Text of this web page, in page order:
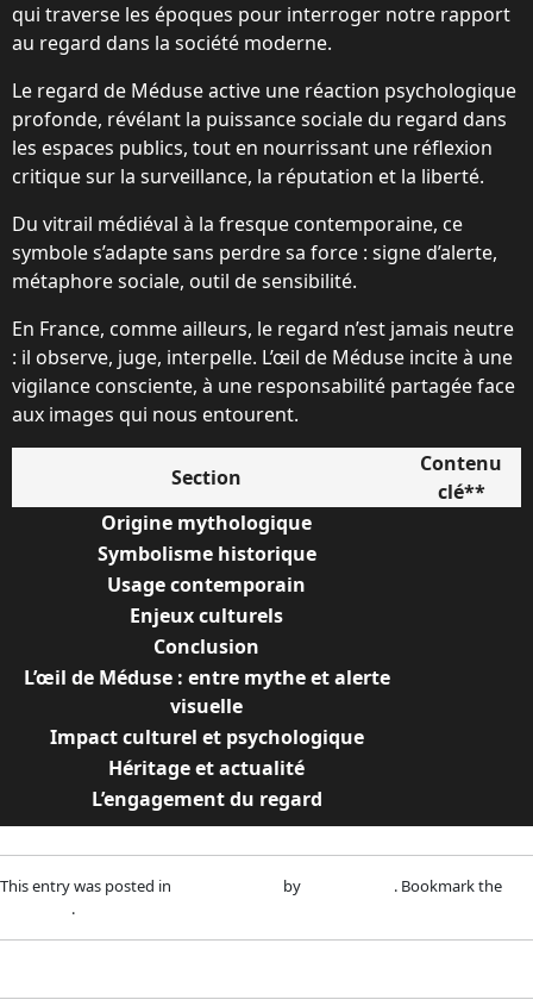
qui traverse les époques pour interroger notre rapport
au regard dans la société moderne.
Le regard de Méduse active une réaction psychologique
profonde, révélant la puissance sociale du regard dans
les espaces publics, tout en nourrissant une réflexion
critique sur la surveillance, la réputation et la liberté.
Du vitrail médiéval à la fresque contemporaine, ce
symbole s’adapte sans perdre sa force : signe d’alerte,
métaphore sociale, outil de sensibilité.
En France, comme ailleurs, le regard n’est jamais neutre
: il observe, juge, interpelle. L’œil de Méduse incite à une
vigilance consciente, à une responsabilité partagée face
aux images qui nous entourent.
Section
Contenu
clé**
Origine mythologique
Symbolisme historique
Usage contemporain
Enjeux culturels
Conclusion
L’œil de Méduse : entre mythe et alerte
visuelle
Impact culturel et psychologique
Héritage et actualité
L’engagement du regard
This entry was posted in by
. Bookmark the
.